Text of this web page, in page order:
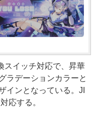
イッチ対応で、昇華
ラデーションカラーと
インとなっている。JI
応する。